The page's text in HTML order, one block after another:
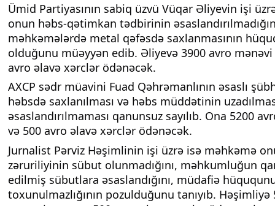
Ümid Partiyasının sabiq üzvü Vüqar Əliyevin işi
onun həbs-qətimkan tədbirinin
məhkəmələrdə metal qəfəsdə saxlanmasının
olduğunu müəyyən edib. Əliyevə 3900 avro mənəvi
avro əlavə xərclər ödənəcək.
AXCP sədr müavini Fuad Qəhrəmanlının əsaslı
həbsdə saxlanılması və həbs müddətinin
əsaslandırılmaması qanunsuz sayılıb. Ona 5200
və 500 avro əlavə xərclər ödənəcək.
Jurnalist Pərviz Həşimlinin işi üzrə isə məhkəmə
zəruriliyinin sübut olunmadığını, məhkumluğun
edilmiş sübutlara əsaslandığını, müdafiə
toxunulmazlığının pozulduğunu tanıyıb. Həşimliyə